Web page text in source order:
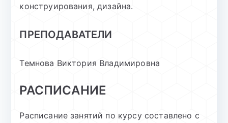
конструирования, дизайна.
ПРЕПОДАВАТЕЛИ
Темнова Виктория Владимировна
РАСПИСАНИЕ
Расписание занятий по курсу составлено с